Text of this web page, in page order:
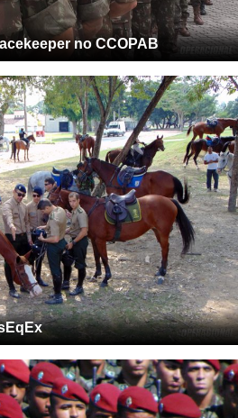
no CCOPAB